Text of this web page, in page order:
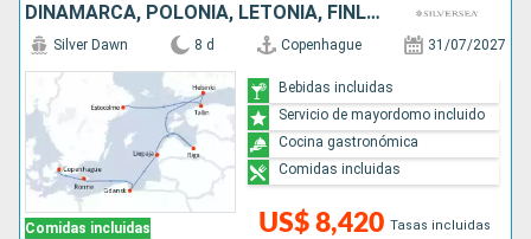
DINAMARCA, POLONIA, LETONIA, FINLANDIA, ESTONIA, SUECIA
Comidas incluidas
Silver Dawn 8 d Copenhague 31/07/2027
US$ 8,420 Tasas incluidas
Bebidas incluidas
Servicio de mayordomo incluido
Cocina gastronómica
Comidas incluidas